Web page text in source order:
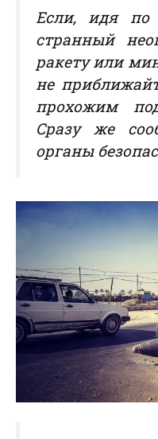
Если, идя по
странный
ракету или
не
прохожим
Сразу же
органы